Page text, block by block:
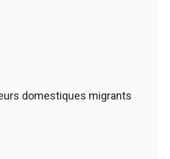
domestiques migrants